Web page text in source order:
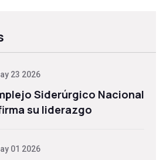
23 2026
Siderúrgico Nacional
su liderazgo
01 2026